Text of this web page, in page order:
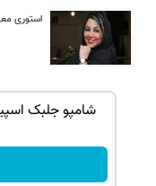
استوری